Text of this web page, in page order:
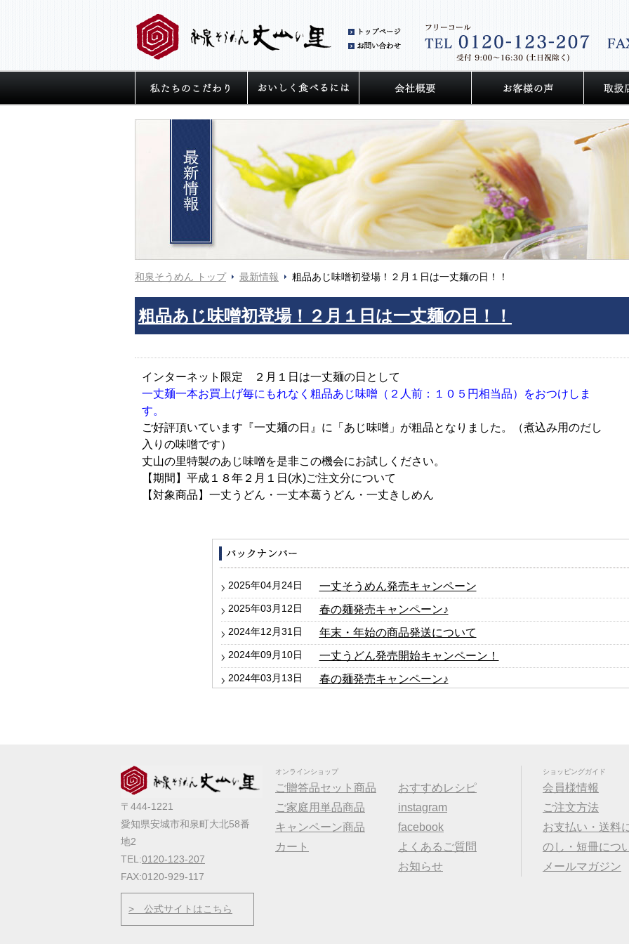
和泉そうめん丈山の里トップページ
お問い合わせ
私たちの麺へのこだわり
和泉そうめん トップ 最新情報 粗品あじ味噌初登場！２月１日は一丈麺の日！！
粗品あじ味噌初登場！２月１日は一丈麺の日！！
インターネット限定 ２月１日は一丈麺の日として
一丈麺一本お買上げ毎にもれなく粗品あじ味噌（２人前：１０５円相当品）をおつけしま
す。
ご好評頂いています『一丈麺の日』に「あじ味噌」が粗品となりました。（煮込み用のだし
入りの味噌です）
丈山の里特製のあじ味噌を是非この機会にお試しください。
【期間】平成１８年２月１日(水)ご注文分について
【対象商品】一丈うどん・一丈本葛うどん・一丈きしめん
2025年04月24日 一丈そうめん発売キャンペーン
2025年03月12日 春の麺発売キャンペーン♪
2024年12月31日 年末・年始の商品発送について
2024年09月10日 一丈うどん発売開始キャンペーン！
2024年03月13日 春の麺発売キャンペーン♪
2023年09月06日 価格改定のお知らせ
2023年04月20日 一丈そうめん発売キャンペーン
2023年03月14日
2023年01月25日 2023年冬の麺フェア
大人気！！秋の選べる煮込みフェア！
2022年03月31日
〒444-1221
愛知県安城市和泉町大北58番
地2
TEL:0120-123-207
FAX:0120-929-117
> 公式サイトはこちら
オンラインショップ
ご贈答品セット商品
ご家庭用単品商品
キャンペーン商品
カート
おすすめレシピ
instagram
facebook
よくあるご質問
お知らせ
ショッピングガイド
会員様情報
ご注文方法
お支払い・送料
のし・短冊につ
メールマガジン